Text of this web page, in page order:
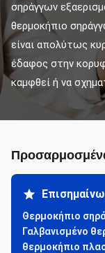
σηράγγων
θερμοκήπιο
είναι απολύτως
έδαφος στην
καμφθεί ή να
Επισημαίνω
Θερμοκήπιο
Γαλβανισμένο
θερμοκήπιο